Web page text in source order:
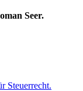
Seer.
Steuerrecht.